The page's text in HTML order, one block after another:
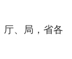
厅、局，省各